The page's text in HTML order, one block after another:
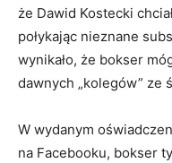
że Dawid Kostecki
połykając nieznane
wynikało, że bokser
dawnych „kolegów” ze
W wydanym
na Facebooku, bokser